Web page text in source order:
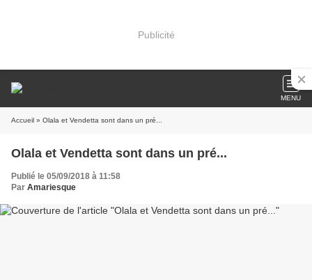
Publicité
MENU
Accueil » Olala et Vendetta sont dans un pré...
Olala et Vendetta sont dans un pré...
Publié le 05/09/2018 à 11:58
Par Amariesque